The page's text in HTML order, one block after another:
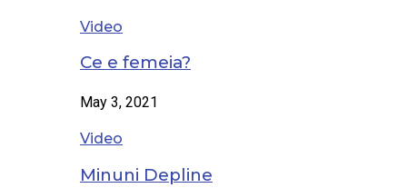
Video
Ce e femeia?
May 3, 2021
Video
Minuni Depline